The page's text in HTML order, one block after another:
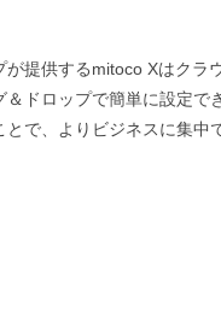
が提供するmitoco Xはクラ
＆ドロップで簡単に設定
とで、よりビジネスに集